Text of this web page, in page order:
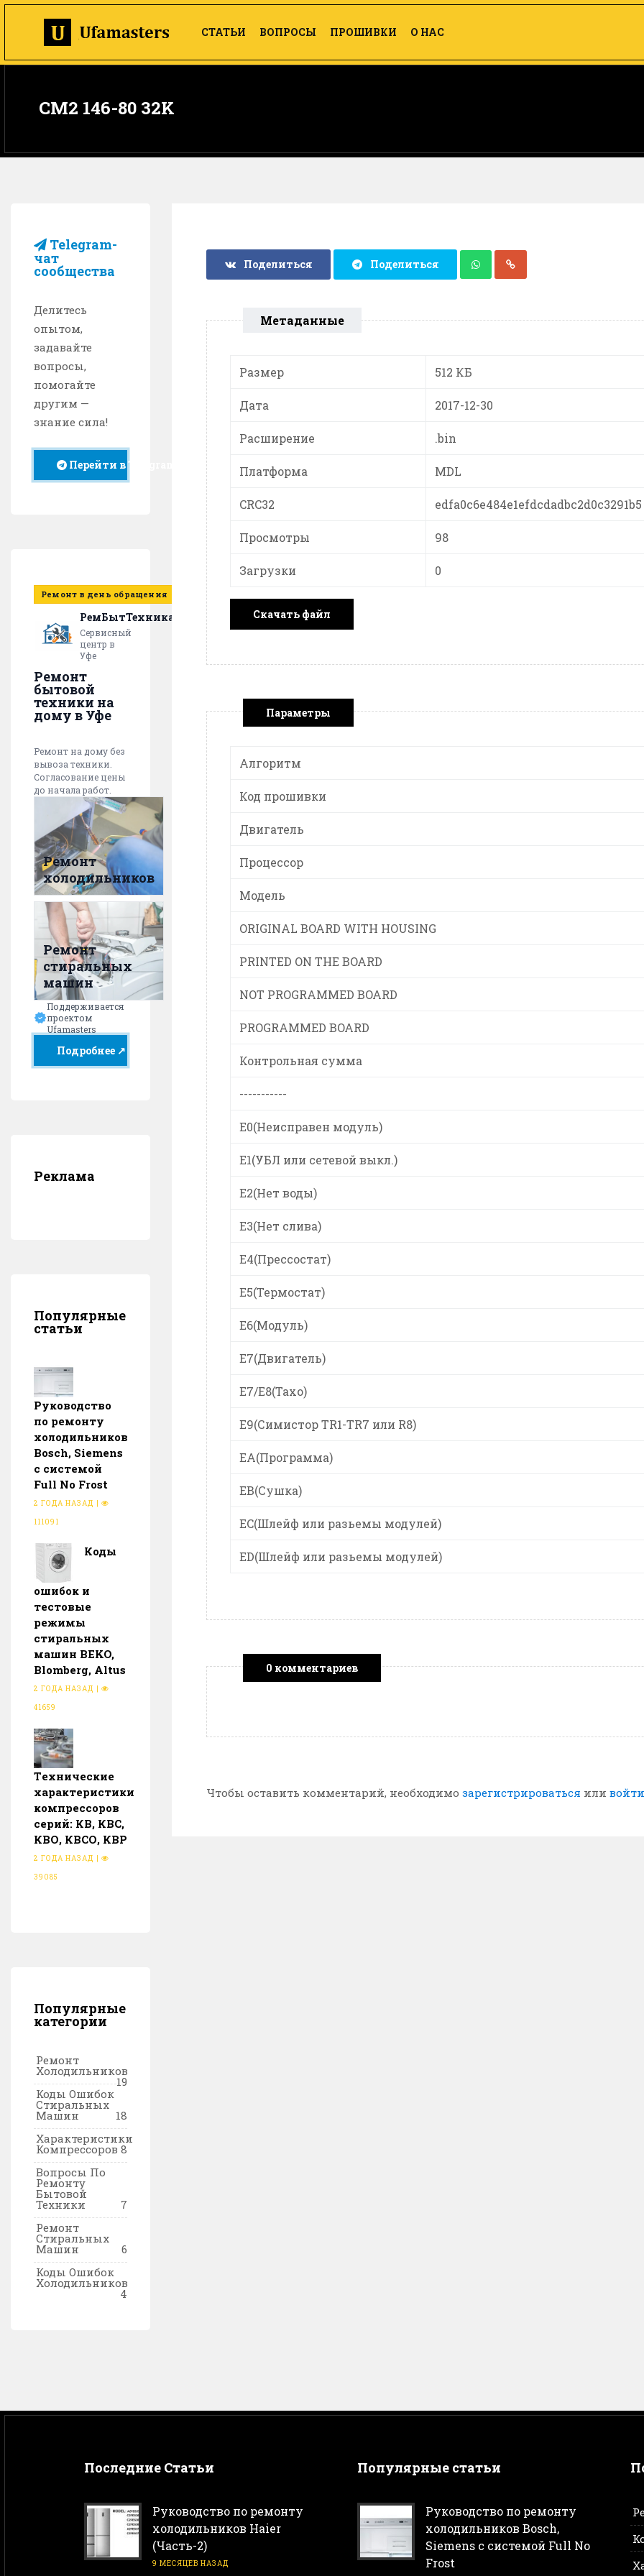
СТАТЬИ ВОПРОСЫ ПРОШИВКИ О НАС
CM2 146-80 32K
Telegram-
чат
сообщества
Делитесь
опытом,
задавайте
вопросы,
помогайте
другим —
знание сила!
Перейти в Telegram
Ремонт в день обращения
РемБытТехника
Сервисный
центр в
Уфе
Ремонт
бытовой
техники на
дому в Уфе
Ремонт на дому без
вывоза техники.
Согласование цены
до начала работ.
Ремонт
холодильников
Ремонт
стиральных
машин
Поддерживается
проектом
Ufamasters
Подробнее ↗
Реклама
Популярные
статьи
Руководство
по ремонту
холодильников
Bosch, Siemens
с системой
Full No Frost
2 ГОДА НАЗАД |
111091
Коды
ошибок и
тестовые
режимы
стиральных
машин BEKO,
Blomberg, Altus
2 ГОДА НАЗАД |
41659
Тeхнические
характеристики
компрессоров
серий: КВ, КВС,
КВО, КВСО, КВР
2 ГОДА НАЗАД |
39085
Популярные
категории
Ремонт
Холодильников
19
Коды Ошибок
Стиральных
Машин
18
Характеристики
Компрессоров 8
Вопросы По
Ремонту
Бытовой
Техники
7
Ремонт
Стиральных
Машин
6
Коды Ошибок
Холодильников
4
Поделиться Поделиться
Метаданные
Размер 512 КБ
Дата 2017-12-30
Расширение .bin
Платформа MDL
CRC32 edfa0c6e484e1efdcdadbc2d0c3291b5
Просмотры 98
Загрузки 0
Скачать файл
Параметры
Алгоритм
Код прошивки
Двигатель
Процессор
Модель
ORIGINAL BOARD WITH HOUSING
PRINTED ON THE BOARD
NOT PROGRAMMED BOARD
PROGRAMMED BOARD
Контрольная сумма
-----------
E0(Неисправен модуль)
E1(УБЛ или сетевой выкл.)
E2(Нет воды)
E3(Нет слива)
E4(Прессостат)
E5(Термостат)
E6(Модуль)
E7(Двигатель)
E7/E8(Тахо)
E9(Симистор TR1-TR7 или R8)
EA(Программа)
EB(Сушка)
EC(Шлейф или разьемы модулей)
ED(Шлейф или разьемы модулей)
0 комментариев
Чтобы оставить комментарий, необходимо зарегистрироваться или войти
Последние Статьи
Руководство по ремонту
холодильников Haier
(Часть-2)
9 МЕСЯЦЕВ НАЗАД
Популярные статьи
Руководство по ремонту
холодильников Bosch,
Siemens с системой Full No
Frost